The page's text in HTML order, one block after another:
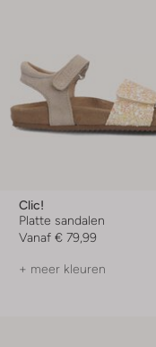
Clic!
Platte sandalen
Vanaf € 79,99
+ meer kleuren